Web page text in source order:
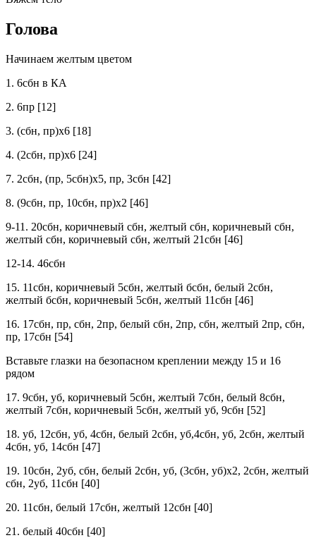
Голова
Начинаем желтым цветом
1. 6сбн в КА
2. 6пр [12]
3. (сбн, пр)х6 [18]
4. (2сбн, пр)х6 [24]
7. 2сбн, (пр, 5сбн)х5, пр, 3сбн [42]
8. (9сбн, пр, 10сбн, пр)х2 [46]
9-11. 20сбн, коричневый сбн, желтый сбн, коричневый сбн,
желтый сбн, коричневый сбн, желтый 21сбн [46]
12-14. 46сбн
15. 11сбн, коричневый 5сбн, желтый бсбн, белый 2сбн,
желтый бсбн, коричневый 5сбн, желтый 11сбн [46]
16. 17сбн, пр, сбн, 2пр, белый сбн, 2пр, сбн, желтый 2пр, сбн,
пр, 17сбн [54]
Вставьте глазки на безопасном креплении между 15 и 16
рядом
17. 9сбн, уб, коричневый 5сбн, желтый 7сбн, белый 8сбн,
желтый 7сбн, коричневый 5сбн, желтый уб, 9сбн [52]
18. уб, 12сбн, уб, 4сбн, белый 2сбн, уб,4сбн, уб, 2сбн, желтый
4сбн, уб, 14сбн [47]
19. 10сбн, 2уб, сбн, белый 2сбн, уб, (3сбн, уб)х2, 2сбн, желтый
сбн, 2уб, 11сбн [40]
20. 11сбн, белый 17сбн, желтый 12сбн [40]
21. белый 40сбн [40]